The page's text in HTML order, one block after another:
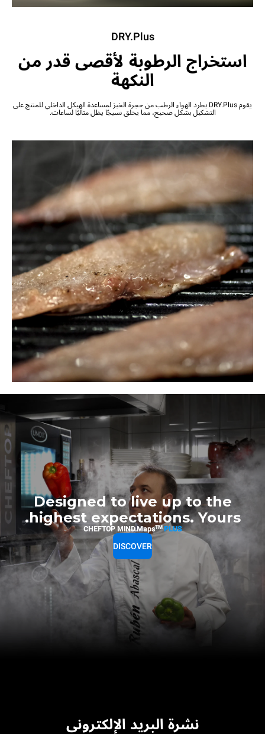
DRY.Plus
استخراج الرطوبة لأقصى قدر من
النكهة
يقوم DRY.Plus بطرد الهواء الرطب من حجرة الخبز لمساعدة الهيكل الداخلي للمنتج على
التشكيل بشكل صحيح، مما يخلق نسيجًا يظل مثاليًا لساعات.
Designed to live up to the
highest expectations. Yours.
CHEFTOP MIND.MapsTM PLUS
DISCOVER
نشرة البريد الإلكتروني